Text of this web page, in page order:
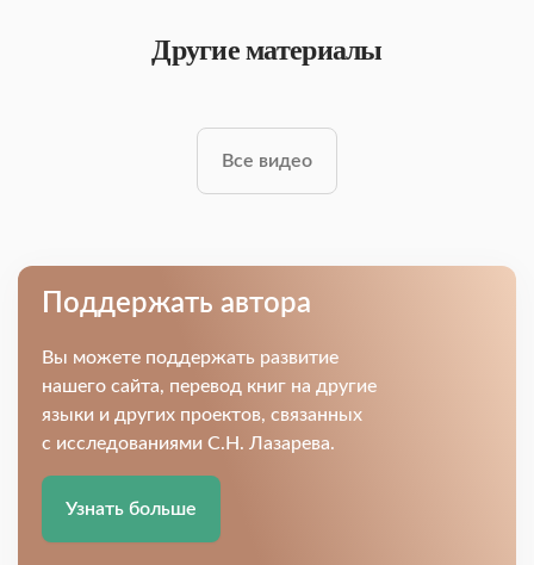
Другие материалы
Все видео
Поддержать автора
Вы можете поддержать развитие
нашего сайта, перевод книг на другие
языки и других проектов, связанных
с исследованиями С.Н. Лазарева.
Узнать больше